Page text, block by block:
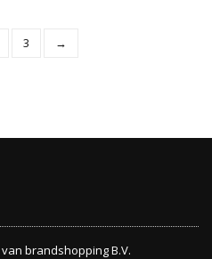
3 →
brandshopping B.V.